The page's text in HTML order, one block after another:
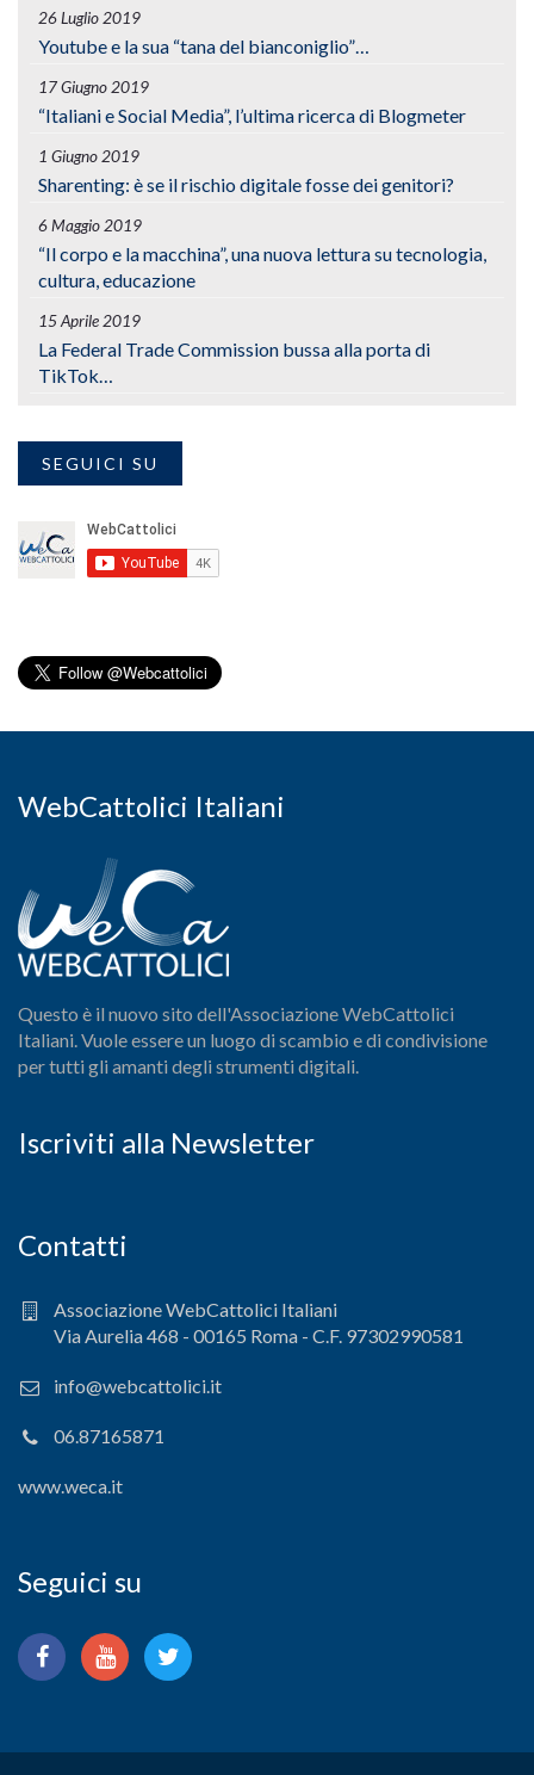
26 Luglio 2019
Youtube e la sua “tana del bianconiglio”…
17 Giugno 2019
“Italiani e Social Media”, l’ultima ricerca di Blogmeter
1 Giugno 2019
Sharenting: è se il rischio digitale fosse dei genitori?
6 Maggio 2019
“Il corpo e la macchina”, una nuova lettura su tecnologia,
cultura, educazione
15 Aprile 2019
La Federal Trade Commission bussa alla porta di
TikTok…
SEGUICI SU
WebCattolici Italiani
Questo è il nuovo sito dell'Associazione WebCattolici
Italiani. Vuole essere un luogo di scambio e di condivisione
per tutti gli amanti degli strumenti digitali.
Iscriviti alla Newsletter
Contatti
Associazione WebCattolici Italiani
Via Aurelia 468 - 00165 Roma - C.F. 97302990581
info@webcattolici.it
06.87165871
www.weca.it
Seguici su